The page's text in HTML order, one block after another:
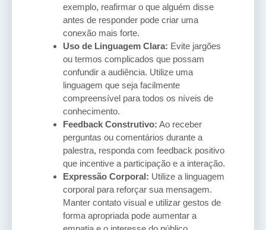
exemplo, reafirmar o que alguém disse
antes de responder pode criar uma
conexão mais forte.
Uso de Linguagem Clara: Evite jargões
ou termos complicados que possam
confundir a audiência. Utilize uma
linguagem que seja facilmente
compreensível para todos os níveis de
conhecimento.
Feedback Construtivo: Ao receber
perguntas ou comentários durante a
palestra, responda com feedback positivo
que incentive a participação e a interação.
Expressão Corporal: Utilize a linguagem
corporal para reforçar sua mensagem.
Manter contato visual e utilizar gestos de
forma apropriada pode aumentar a